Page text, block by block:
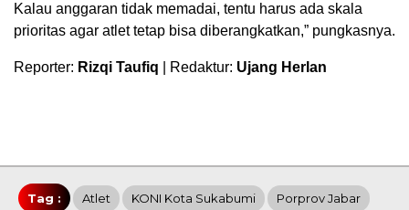
Kalau anggaran tidak memadai, tentu harus ada skala
prioritas agar atlet tetap bisa diberangkatkan,” pungkasnya.
Reporter: Rizqi Taufiq | Redaktur: Ujang Herlan
Tag : Atlet KONI Kota Sukabumi Porprov Jabar